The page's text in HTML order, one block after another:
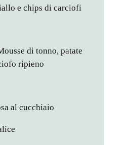
e chips di carciofi
di tonno, patate
ripieno
al cucchiaio